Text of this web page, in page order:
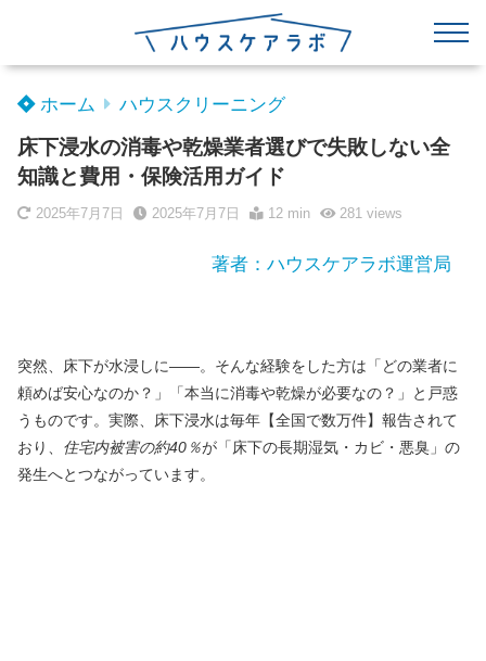
ホーム ハウスクリーニング
床下浸水の消毒や乾燥業者選びで失敗しない全
知識と費用・保険活用ガイド
2025年7月7日 2025年7月7日 12 min 281views
著者：ハウスケアラボ運営局
突然、床下が水浸しに――。そんな経験をした方は「どの業者に
頼めば安心なのか？」「本当に消毒や乾燥が必要なの？」と戸惑
うものです。実際、床下浸水は毎年【全国で数万件】報告されて
おり、 住宅内被害の約40％が「床下の長期湿気・カビ・悪臭」の
発生へとつながっています。